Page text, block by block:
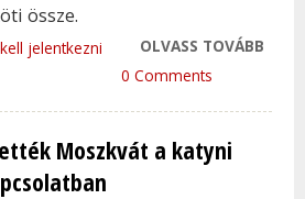
össze.
OLVASS TOVÁBB
jelentkezni
0 Comments
Moszkvát a katyni